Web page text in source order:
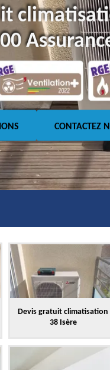
CONTACTEZ
Devis gratuit climatisation
38 Isère